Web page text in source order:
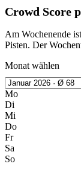
Crowd Score
Am Wochenende
Pisten. Der
Monat wählen
Mo
Di
Mi
Do
Fr
Sa
So